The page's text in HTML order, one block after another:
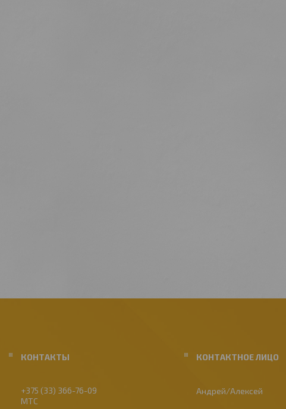
+375 (33) 366-76-09
МТС
Андрей/Алексей